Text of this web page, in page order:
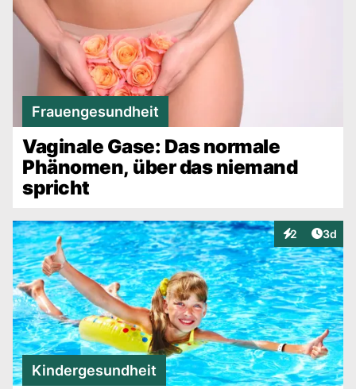
Frauengesundheit
Vaginale Gase: Das normale
Phänomen, über das niemand
spricht
2
Interaktionen
3d
Kindergesundheit